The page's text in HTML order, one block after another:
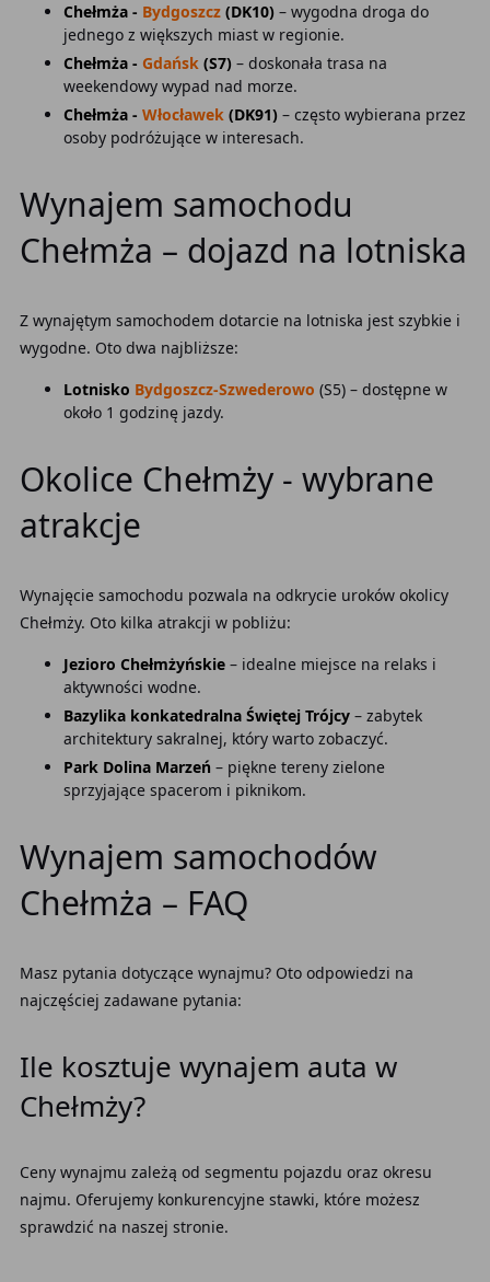
Chełmża - Bydgoszcz(DK10)– wygodna droga do
jednego z większych miast w regionie.
Chełmża - Gdańsk(S7)– doskonała trasa na
weekendowy wypad nad morze.
Chełmża - Włocławek(DK91)– często wybierana przez
osoby podróżujące w interesach.
Wynajem samochodu
Chełmża – dojazd na lotniska
Z wynajętym samochodem dotarcie na lotniska jest szybkie i
wygodne. Oto dwa najbliższe:
Lotnisko Bydgoszcz-Szwederowo (S5) – dostępne w
około 1 godzinę jazdy.
Okolice Chełmży - wybrane
atrakcje
Wynajęcie samochodu pozwala na odkrycie uroków okolicy
Chełmży. Oto kilka atrakcji w pobliżu:
Jezioro Chełmżyńskie– idealne miejsce na relaks i
aktywności wodne.
Bazylika konkatedralna Świętej Trójcy– zabytek
architektury sakralnej, który warto zobaczyć.
Park Dolina Marzeń – piękne tereny zielone
sprzyjające spacerom i piknikom.
Wynajem samochodów
Chełmża – FAQ
Masz pytania dotyczące wynajmu? Oto odpowiedzi na
najczęściej zadawane pytania:
Ile kosztuje wynajem auta w
Chełmży?
Ceny wynajmu zależą od segmentu pojazdu oraz okresu
najmu. Oferujemy konkurencyjne stawki, które możesz
sprawdzić na naszej stronie.